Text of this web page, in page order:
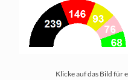
Klicke auf das Bild für